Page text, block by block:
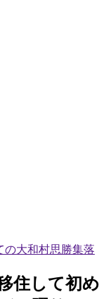
の大和村思勝集落
住して初め